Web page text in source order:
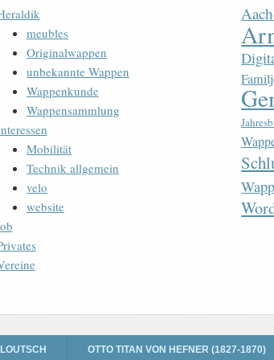
meubles
Originalwappen
unbekannte Wappen
Wappenkunde
Wappensammlung
Mobilität
Technik allgemein
velo
website
OTTO TITAN VON HEFNER (1827-1870)